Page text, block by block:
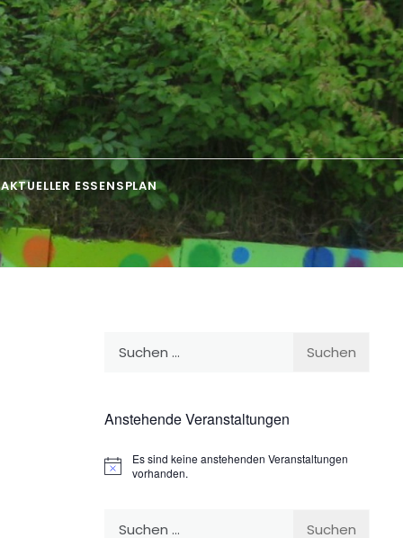
AKTUELLER ESSENSPLAN
Anstehende Veranstaltungen
Hinweis
Es sind keine anstehenden Veranstaltungen
vorhanden.